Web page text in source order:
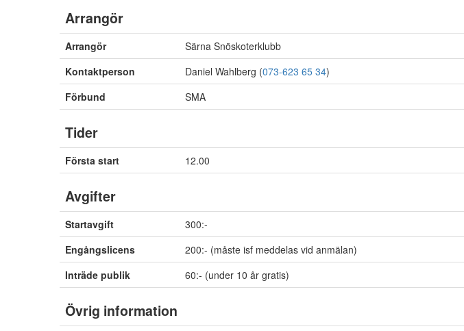
Arrangör
Arrangör
Särna Snöskoterklubb
Kontaktperson
Daniel Wahlberg (073-623 65 34)
Förbund
SMA
Tider
Första start 12.00
Avgifter
Startavgift
300:-
Engångslicens
200:- (måste isf meddelas vid anmälan)
Inträde publik
60:- (under 10 år gratis)
Övrig information